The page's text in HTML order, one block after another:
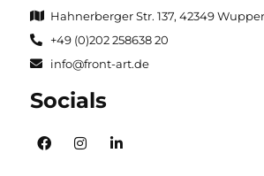
Hahnerberger Str. 137, 42349
+49 (0)202 258638 20
info@front-art.de
Socials